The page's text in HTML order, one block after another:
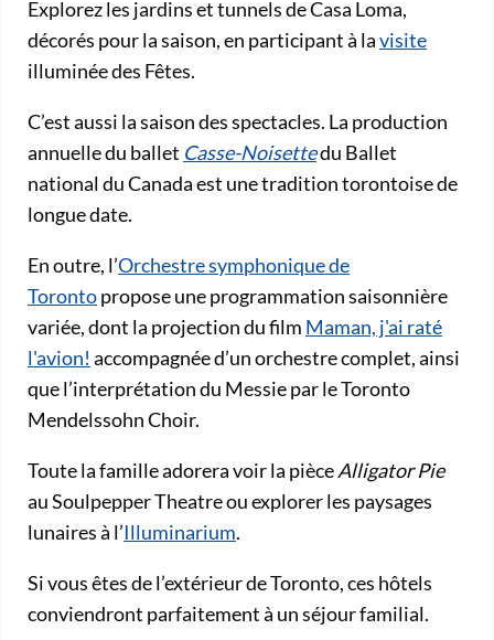
Explorez les jardins et tunnels de Casa Loma,
décorés pour la saison, en participant à lavisite
illuminée des Fêtes.
C’est aussi la saison des spectacles. La production
annuelle du ballet Casse-Noisettedu Ballet
national du Canada est une tradition torontoise de
longue date.
En outre, l’Orchestre symphonique de
Torontopropose une programmation saisonnière
variée, dont la projection du film Maman, j'ai raté
l'avion! accompagnée d’un orchestre complet, ainsi
que l’interprétation du Messie par le Toronto
Mendelssohn Choir.
Toute la famille adorera voir la pièceAlligator Pie
au Soulpepper Theatre ou explorer les paysages
lunaires à l’Illuminarium.
Si vous êtes de l’extérieur de Toronto, ces hôtels
conviendront parfaitement à un séjour familial.